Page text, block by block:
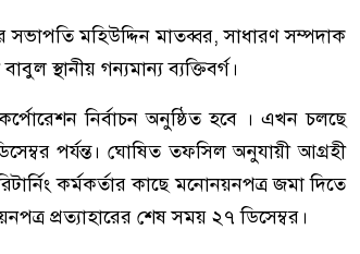
মহিউদ্দিন মাতব্বর, সাধারণ সম্পদাক
স্থানীয় গন্যমান্য ব্যক্তিবর্গ।
নির্বাচন অনুষ্ঠিত হবে । এখন চলছে
পর্যন্ত। ঘোষিত তফসিল অনুযায়ী আগ্রহী
কর্মকর্তার কাছে মনোনয়নপত্র জমা দিতে
প্রত্যাহারের শেষ সময় ২৭ ডিসেম্বর।